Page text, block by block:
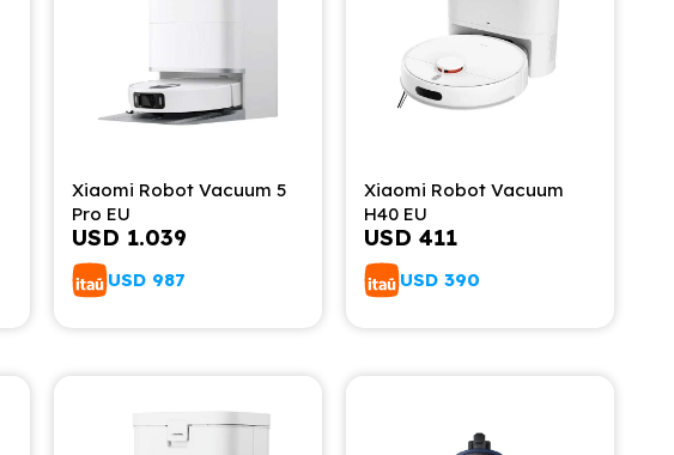
Xiaomi Robot Vacuum 5
Pro EU
USD 1.039
USD 987
Xiaomi Robot Vacuum
H40 EU
USD 411
USD 390